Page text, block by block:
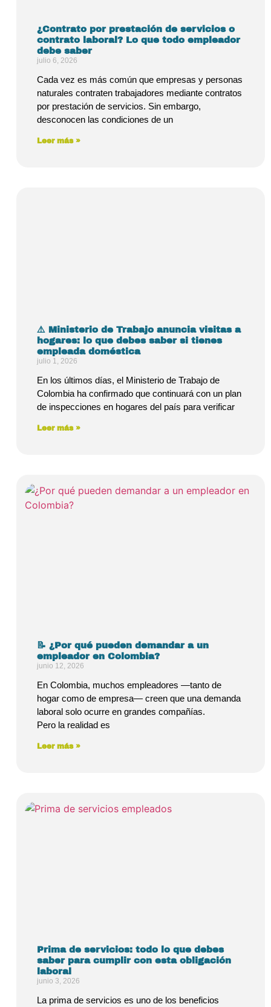
¿Contrato por prestación de servicios o
contrato laboral? Lo que todo empleador
debe saber
julio 6, 2026
Cada vez es más común que empresas y personas
naturales contraten trabajadores mediante contratos
por prestación de servicios. Sin embargo,
desconocen las condiciones de un
Leer más »
⚠️ Ministerio de Trabajo anuncia visitas a
hogares: lo que debes saber si tienes
empleada doméstica
julio 1, 2026
En los últimos días, el Ministerio de Trabajo de
Colombia ha confirmado que continuará con un plan
de inspecciones en hogares del país para verificar
Leer más »
📝 ¿Por qué pueden demandar a un
empleador en Colombia?
junio 12, 2026
En Colombia, muchos empleadores —tanto de
hogar como de empresa— creen que una demanda
laboral solo ocurre en grandes compañías.
Pero la realidad es
Leer más »
Prima de servicios: todo lo que debes
saber para cumplir con esta obligación
laboral
junio 3, 2026
La prima de servicios es uno de los beneficios